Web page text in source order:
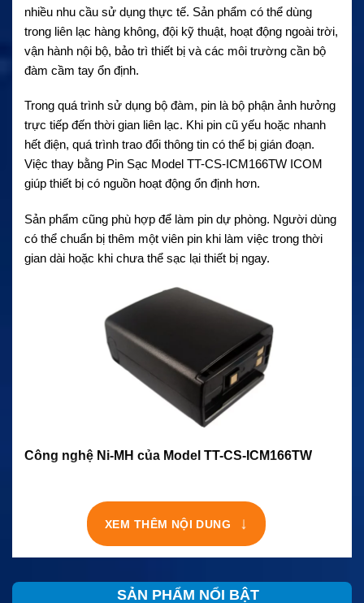
nhiều nhu cầu sử dụng thực tế. Sản phẩm có thể dùng
trong liên lạc hàng không, đội kỹ thuật, hoạt động ngoài trời,
vận hành nội bộ, bảo trì thiết bị và các môi trường cần bộ
đàm cầm tay ổn định.
Trong quá trình sử dụng bộ đàm, pin là bộ phận ảnh hưởng
trực tiếp đến thời gian liên lạc. Khi pin cũ yếu hoặc nhanh
hết điện, quá trình trao đổi thông tin có thể bị gián đoạn.
Việc thay bằng Pin Sạc Model TT-CS-ICM166TW ICOM
giúp thiết bị có nguồn hoạt động ổn định hơn.
Sản phẩm cũng phù hợp để làm pin dự phòng. Người dùng
có thể chuẩn bị thêm một viên pin khi làm việc trong thời
gian dài hoặc khi chưa thể sạc lại thiết bị ngay.
Công nghệ Ni-MH của Model TT-CS-ICM166TW
nghệ Ni-MH. Đây là công nghệ pin sạc có thể nạp lại nhiều
lần và được dùng phổ biến trên nhiều thiết bị liên lạc cầm
Sản phẩm có dung lượng 1000mAh. Mức dung lượng này
XEM THÊM NỘI DUNG ↓
SẢN PHẨM NỔI BẬT